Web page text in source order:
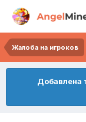
Жалоба на игроков
Добавлена